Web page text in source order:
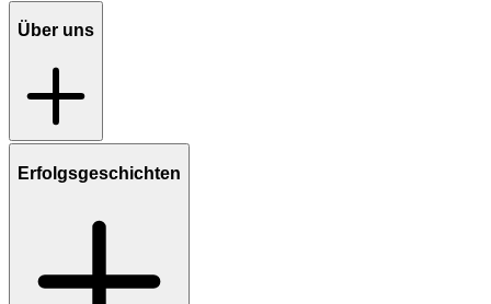
Über uns
Erfolgsgeschichten